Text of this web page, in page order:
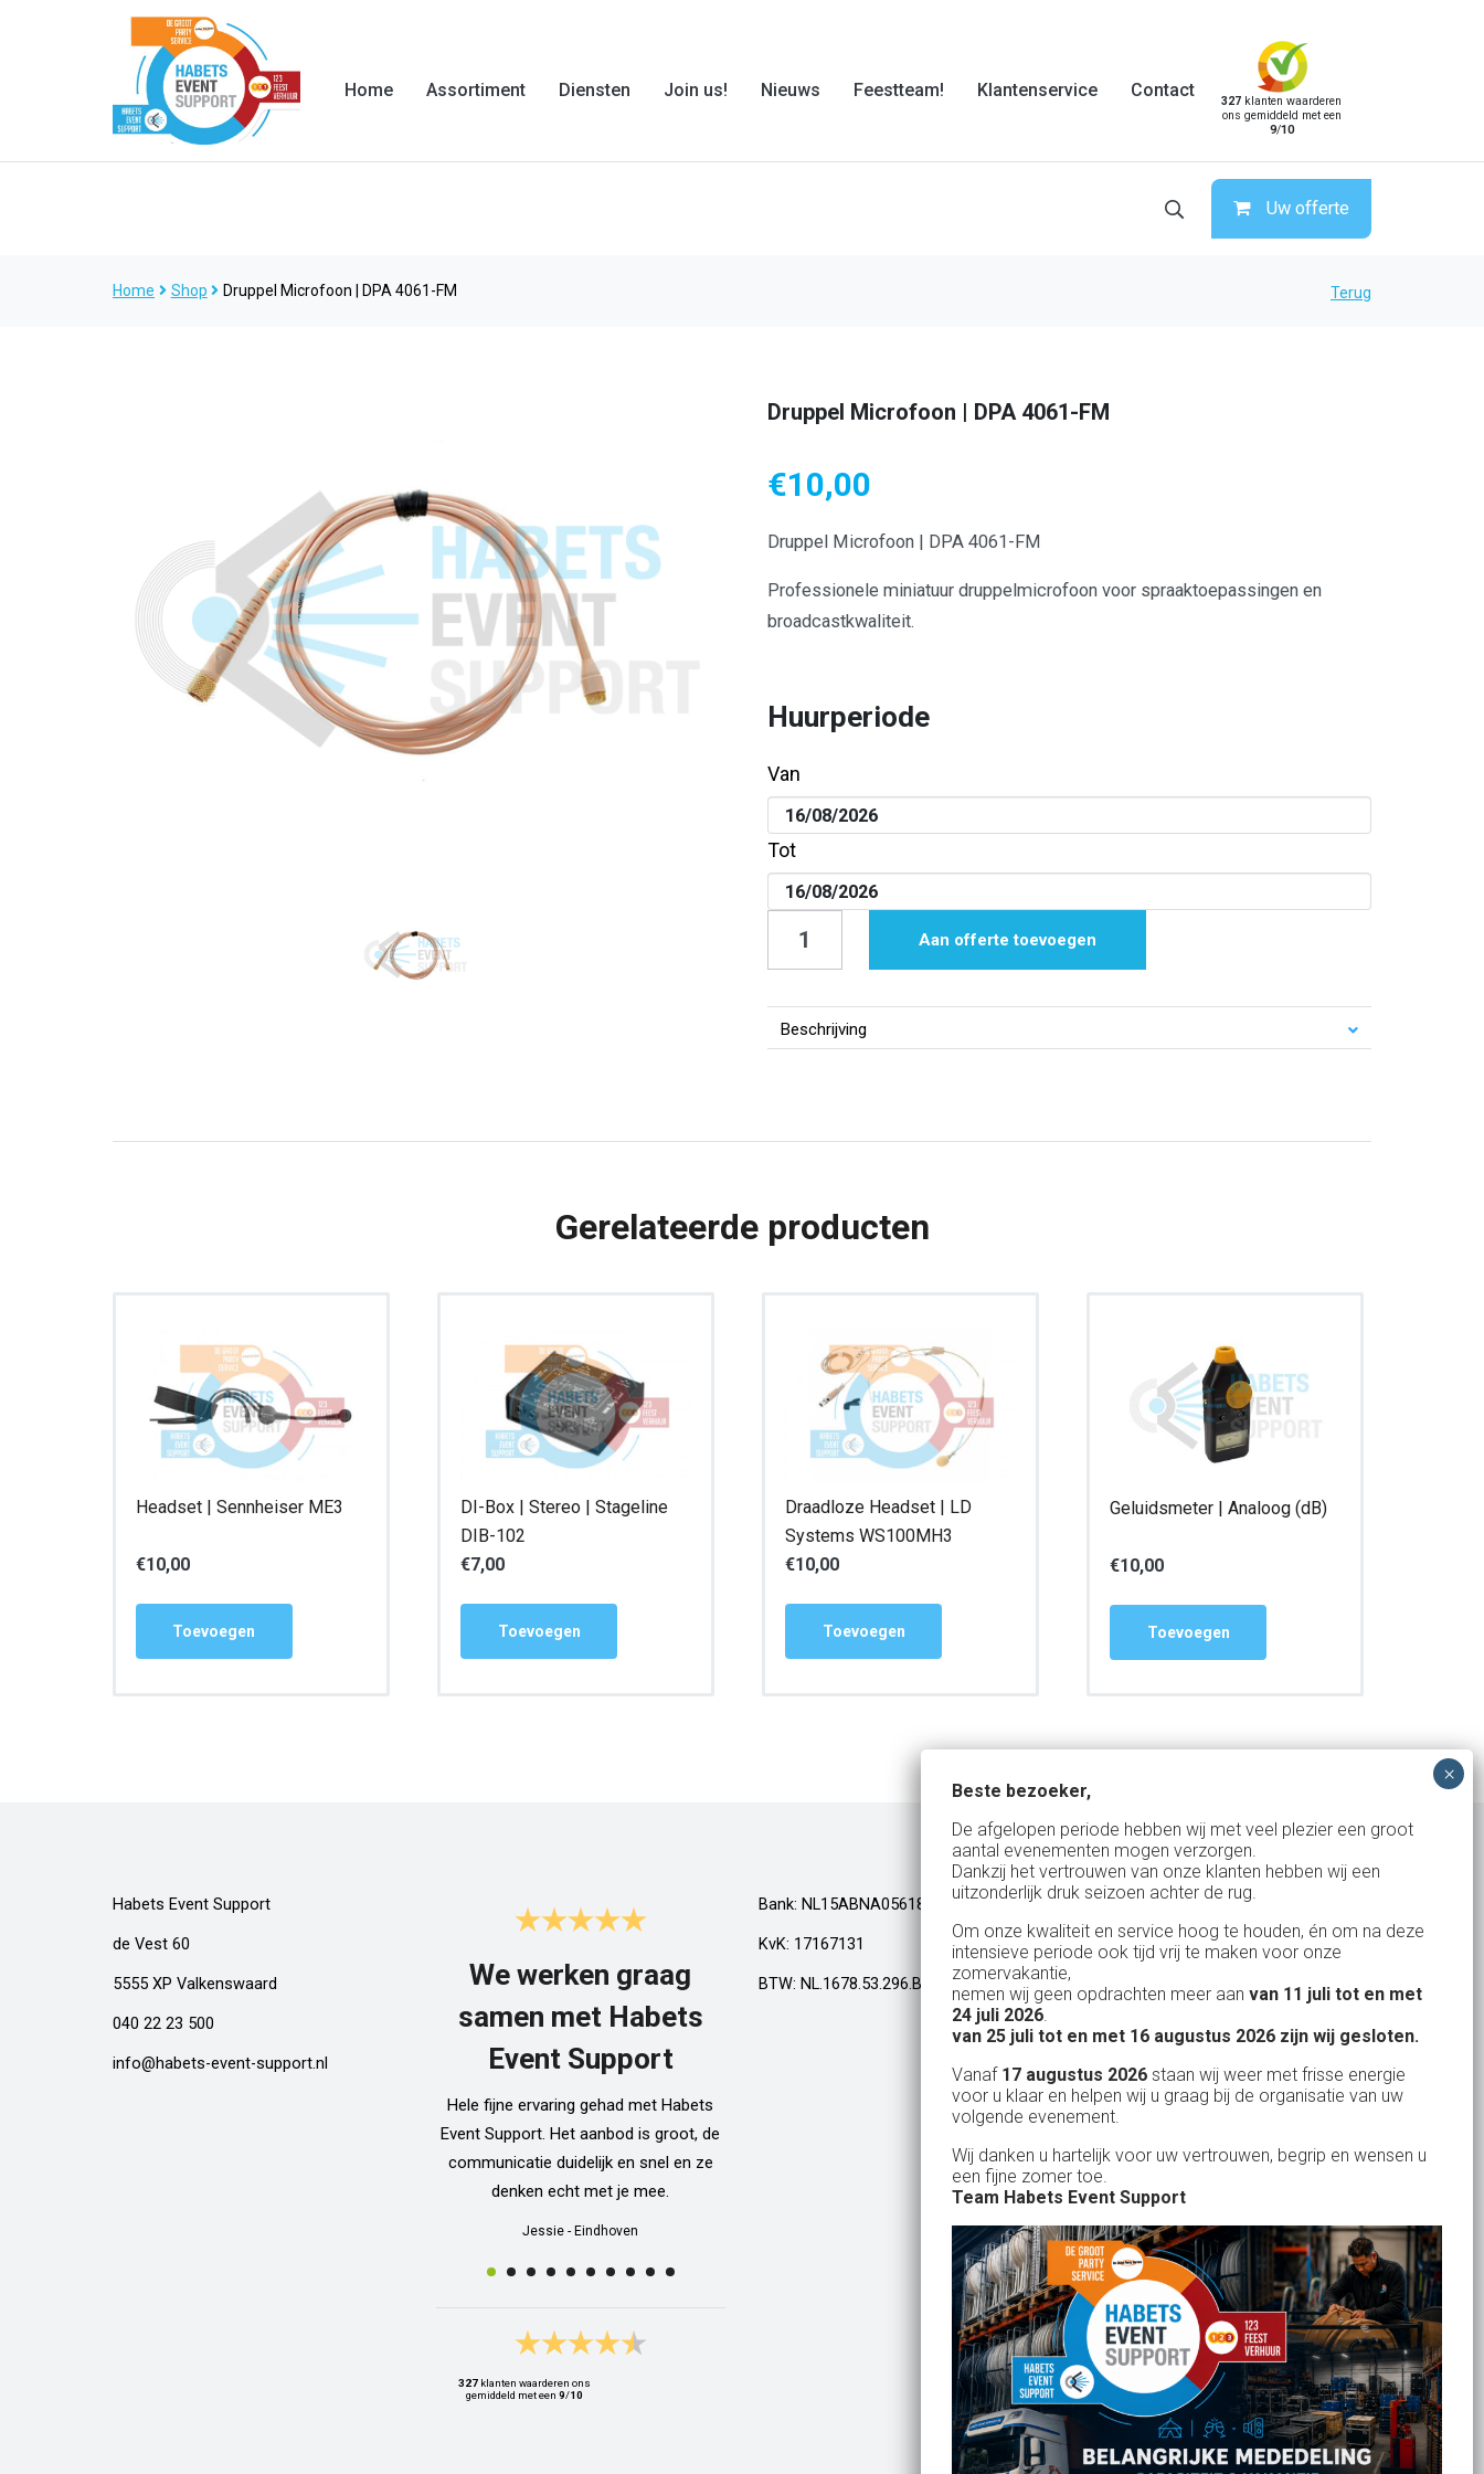
Home Assortiment Diensten Join us! Nieuws Feestteam! Klantenservice Contact
327 klanten waarderen
ons gemiddeld met een
9/10
Uw offerte
Home Shop Druppel Microfoon | DPA 4061-FM Terug
Druppel Microfoon | DPA 4061-FM
€10,00
Druppel Microfoon | DPA 4061-FM
Professionele miniatuur druppelmicrofoon voor spraaktoepassingen en
broadcastkwaliteit.
Huurperiode
Van
Tot
DPA
Aan offerte toevoegen
Beschrijving
Gerelateerde producten
Headset | Sennheiser ME3
€10,00
Toevoegen
DI-Box | Stereo | Stageline
DIB-102
€7,00
Toevoegen
Draadloze Headset | LD
Systems WS100MH3
€10,00
Toevoegen
Geluidsmeter | Analoog (dB)
€10,00
Toevoegen
Habets Event Support
de Vest 60
5555 XP Valkenswaard
040 22 23 500
info@habets-event-support.nl
We werken graag
samen met Habets
Event Support
Hele fijne ervaring gehad met Habets
Event Support. Het aanbod is groot, de
communicatie duidelijk en snel en ze
denken echt met je mee.
Jessie - Eindhoven
Top!
Al een aantal jaar huren wij in Geldrop
een kamphuis met vrienden. We huren
dan een bar incl vaten bier en deze
wordt netjes voor ons neergezet. Er zit
doen als je een vat gaat verwisselen.
Alle spullen worden op maandag ook
weer netjes opgehaald ook al zijn wij
dan weer thuis ;) In het warme weekend
van 10 juli waren wij wederom in
Geldrop en we hebben van het begin tot
het eind een heerlijk koud biertje
gedronken! Top installatie !! Ingrid
Hoogvliet Rotterdam
Habets dacht direct mee, toen wij op
zeer korte termijn een feest wilden
geven in onze eigen achtertuin. De
service van Habets sloot ook dit keer
weer naadloos aan op onze eigen
ideeen en inbreng. Materialen werden
keurig volgens afspraak geleverd, alles
tiptop in orde. De presentatie die wij op
het gehuurde 75 inch scherm deelden,
werd door onze gasten zeer
gewaardeerd. Een mooi, helder en groot
beeld. Team Habets, bedankt en tot de
volgende keer weer.
Jolanda Bakker - Waalre
327klanten waarderen ons
gemiddeld met een 9/10
Bank: NL15ABNA0561810710
KvK: 17167131
BTW: NL.1678.53.296.B01
Uw partner in:
Evenementen verhuur
Partyverhuur
Je vindt ons op
Beste bezoeker,
De afgelopen periode hebben wij met veel plezier een groot
aantal evenementen mogen verzorgen.
Dankzij het vertrouwen van onze klanten hebben wij een
uitzonderlijk druk seizoen achter de rug.
Om onze kwaliteit en service hoog te houden, én om na deze
intensieve periode ook tijd vrij te maken voor onze
zomervakantie,
nemen wij geen opdrachten meer aan van 11 juli tot en met
24 juli 2026.
van 25 juli tot en met 16 augustus 2026 zijn wij gesloten.
Vanaf 17 augustus 2026 staan wij weer met frisse energie
voor u klaar en helpen wij u graag bij de organisatie van uw
volgende evenement.
Wij danken u hartelijk voor uw vertrouwen, begrip en wensen u
een fijne zomer toe.
Team Habets Event Support